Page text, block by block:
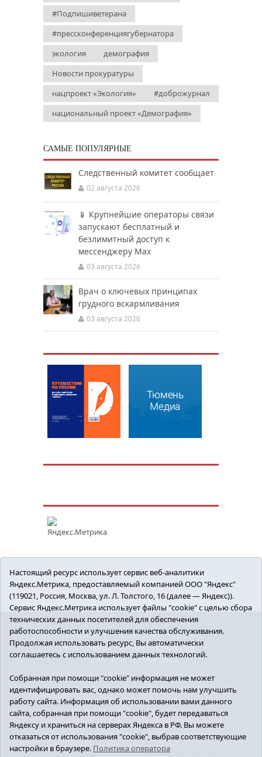
#Подпишиветерана
#прессконференциягубернатора
экология
демография
Новости прокуратуры
нацпроект «Экология»
#доброжурнал
национальный проект «Демография»
САМЫЕ ПОПУЛЯРНЫЕ
Следственный комитет сообщает
02 августа 2026
📱 Крупнейшие операторы связи
запускают бесплатный и
безлимитный доступ к
мессенджеру Мах
03 августа 2026
Врач о ключевых принципах
грудного вскармливания
03 августа 2026
ПОЛИТИКА ОБЩЕСТВО
СПОРТ
ЭКОНОМИКА
ЗДРАВООХРАНЕНИЕ
СЕЛЬСКОЕ ХОЗЯЙСТВО
12+ © 2018 Armizon72.ру. Главный редактор:
Мелешко Владимир Михайлович. Учредитель:
АНО «ИИЦ «Армизонский вестник». E-mail:
armizon_gazeta@obl72.ruРегистрационный
номер СМИ ЭЛ № ФС77-66939 от 25.08.2016 г.
выдано Федеральной службой по надзору в
сфере связи, информационных технологий и
Настоящий ресурс использует сервис веб-аналитики
Яндекс.Метрика, предоставляемый компанией ООО "Яндекс"
(119021, Россия, Москва, ул. Л. Толстого, 16 (далее — Яндекс)).
Сервис Яндекс.Метрика использует файлы "cookie" с целью сбора
технических данных посетителей для обеспечения
работоспособности и улучшения качества обслуживания.
Продолжая использовать ресурс, Вы автоматически
соглашаетесь с использованием данных технологий.
Собранная при помощи "cookie" информация не может
идентифицировать вас, однако может помочь нам улучшить
работу сайта. Информация об использовании вами данного
сайта, собранная при помощи "cookie", будет передаваться
Яндексу и храниться на серверах Яндекса в РФ. Вы можете
отказаться от использования "cookie", выбрав соответствующие
настройки в браузере. Политика оператора